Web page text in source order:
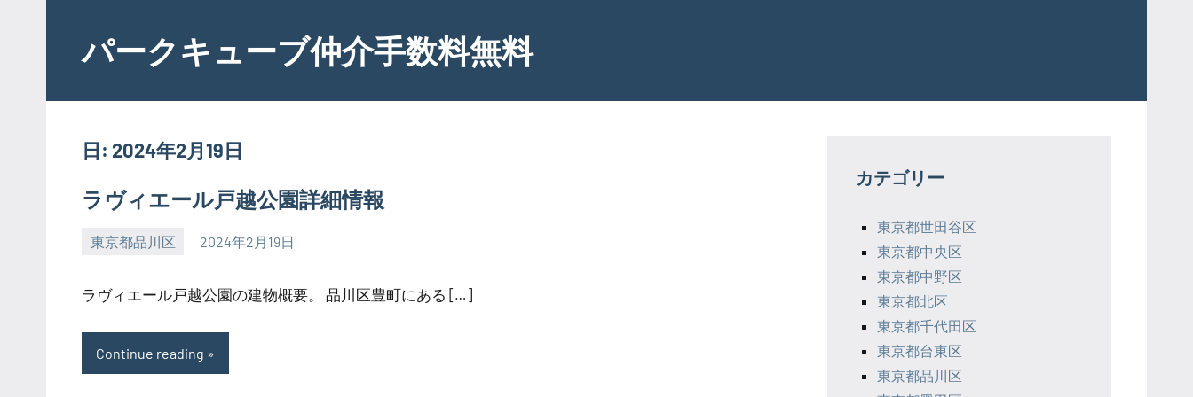
contentパークキューブ仲介手数料無料
日: 2024年2月19日
ラヴィエール戸越公園詳細情報
東京都品川区 2024年2月19日
SEZIMO
ラヴィエール戸越公園の建物概要。 品川区豊町にある […]
Continue reading
カテゴリー
東京都世田谷区
東京都中央区
東京都中野区
東京都北区
東京都千代田区
東京都台東区
東京都品川区